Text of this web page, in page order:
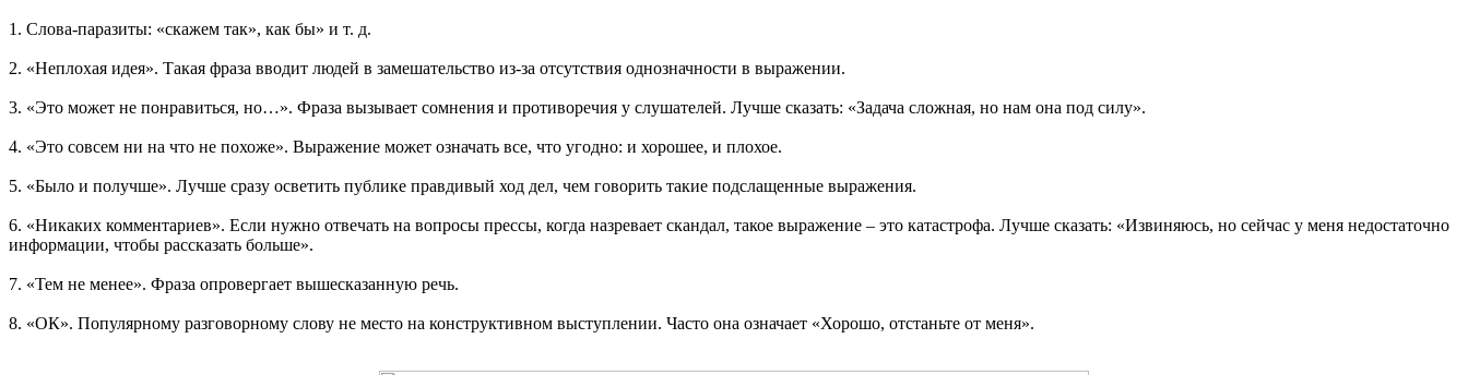
1. Слова-паразиты: «скажем так», как бы» и т. д.
2. «Неплохая идея». Такая фраза вводит людей в замешательство из-за отсутствия однозначности в выражении.
3. «Это может не понравиться, но…». Фраза вызывает сомнения и противоречия у слушателей. Лучше сказать: «Задача сложная, но нам она под силу».
4. «Это совсем ни на что не похоже». Выражение может означать все, что угодно: и хорошее, и плохое.
5. «Было и получше». Лучше сразу осветить публике правдивый ход дел, чем говорить такие подслащенные выражения.
6. «Никаких комментариев». Если нужно отвечать на вопросы прессы, когда назревает скандал, такое выражение – это катастрофа. Лучше сказать: «Извиняюсь, но сейчас у меня недостаточно
информации, чтобы рассказать больше».
7. «Тем не менее». Фраза опровергает вышесказанную речь.
8. «ОК». Популярному разговорному слову не место на конструктивном выступлении. Часто она означает «Хорошо, отстаньте от меня».